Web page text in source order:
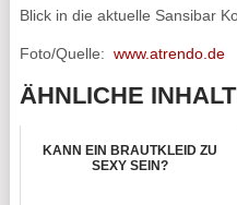
Blick in die aktuelle Sansibar
Foto/Quelle: www.atrendo.de
ÄHNLICHE
KANN EIN BRAUTKLEID ZU
SEXY SEIN?